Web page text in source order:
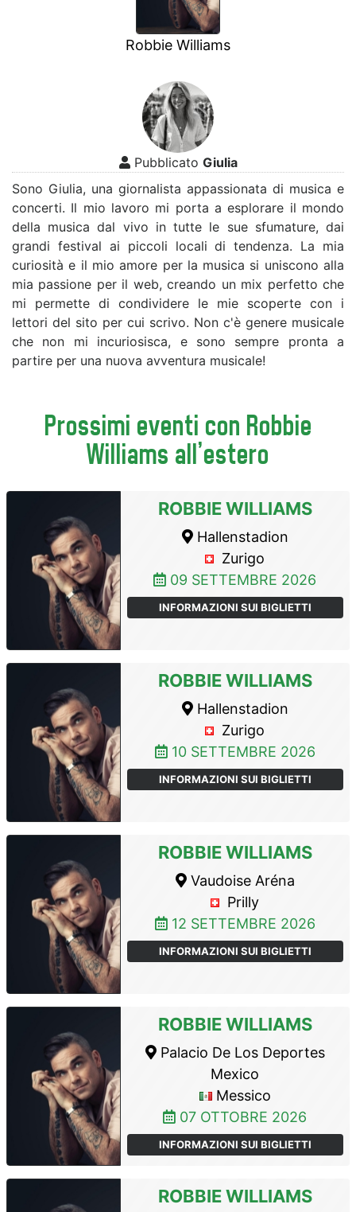
Robbie Williams
Pubblicato Giulia
Sono Giulia, una giornalista appassionata di musica e
concerti. Il mio lavoro mi porta a esplorare il mondo
della musica dal vivo in tutte le sue sfumature, dai
grandi festival ai piccoli locali di tendenza. La mia
curiosità e il mio amore per la musica si uniscono alla
mia passione per il web, creando un mix perfetto che
mi permette di condividere le mie scoperte con i
lettori del sito per cui scrivo. Non c'è genere musicale
che non mi incuriosisca, e sono sempre pronta a
partire per una nuova avventura musicale!
Prossimi eventi con Robbie
Williams all'estero
ROBBIE WILLIAMS
Hallenstadion
Zurigo
09 SETTEMBRE 2026
INFORMAZIONI SUI BIGLIETTI
ROBBIE WILLIAMS
Hallenstadion
Zurigo
10 SETTEMBRE 2026
INFORMAZIONI SUI BIGLIETTI
ROBBIE WILLIAMS
Vaudoise Aréna
Prilly
12 SETTEMBRE 2026
INFORMAZIONI SUI BIGLIETTI
ROBBIE WILLIAMS
Palacio De Los Deportes
Mexico
Messico
07 OTTOBRE 2026
INFORMAZIONI SUI BIGLIETTI
ROBBIE WILLIAMS